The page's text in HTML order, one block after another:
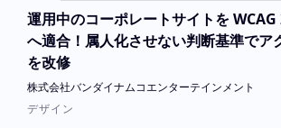
運用中のコーポレートサイトを
へ適合！属人化させない判断基準でア
を改修
株式会社バンダイナムコエンターテインメント
デザイン